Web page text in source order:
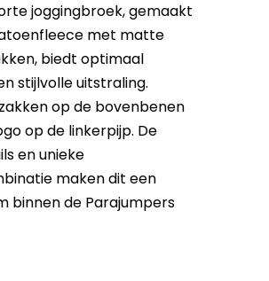
joggingbroek, gemaakt
met matte
biedt optimaal
stijlvolle uitstraling.
op de bovenbenen
op de linkerpijp. De
en unieke
maken dit een
binnen de Parajumpers